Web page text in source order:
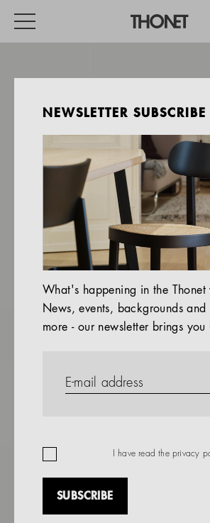
HOME
EVENTS
HOSPITALITY
ALL PRODUCTS
Magazine
Services
Company
JS .
NEWSLETTER SUBSCRIBE
What's happening in the Thonet
News, events, backgrounds and
more - our newsletter brings
I have read the privacy
SUBSCRIBE